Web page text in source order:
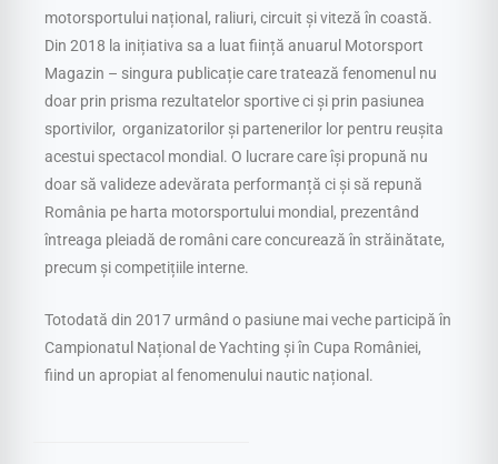
motorsportului național, raliuri, circuit și viteză în coastă.
Din 2018 la inițiativa sa a luat ființă anuarul Motorsport
Magazin – singura publicație care tratează fenomenul nu
doar prin prisma rezultatelor sportive ci și prin pasiunea
sportivilor, organizatorilor și partenerilor lor pentru reușita
acestui spectacol mondial. O lucrare care își propună nu
doar să valideze adevărata performanță ci și să repună
România pe harta motorsportului mondial, prezentând
întreaga pleiadă de români care concurează în străinătate,
precum și competițiile interne.
Totodată din 2017 urmând o pasiune mai veche participă în
Campionatul Național de Yachting și în Cupa României,
fiind un apropiat al fenomenului nautic național.